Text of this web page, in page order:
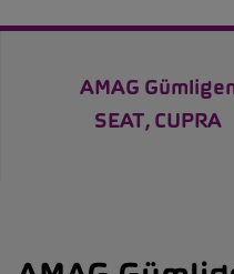
AMAG
SEAT, CUPRA